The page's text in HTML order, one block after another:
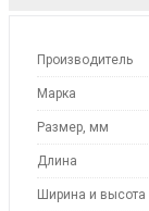
Производитель
Марка
Размер, мм
Длина
Ширина и высота